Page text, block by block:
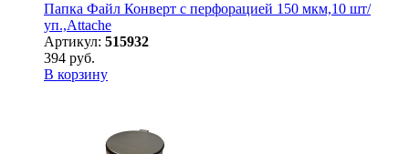
Папка Файл Конверт с перфорацией 150 мкм,10 шт/
уп.,Attache
Артикул: 515932
394 руб.
В корзину